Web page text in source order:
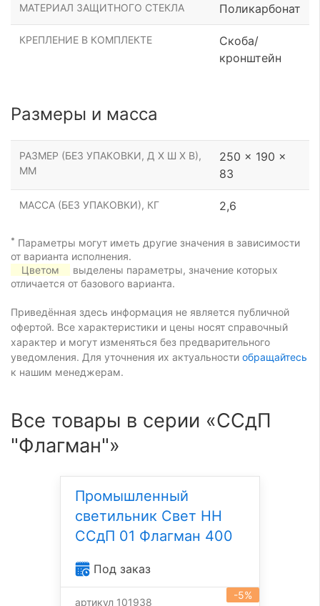
МАТЕРИАЛ ЗАЩИТНОГО СТЕКЛА Поликарбонат
КРЕПЛЕНИЕ В КОМПЛЕКТЕ
Скоба/
кронштейн
Размеры и масса
РАЗМЕР (БЕЗ УПАКОВКИ, Д Х Ш Х В),
ММ
250 x 190 x
83
МАССА (БЕЗ УПАКОВКИ), КГ 2,6
* Параметры могут иметь другие значения в зависимости
от варианта исполнения.
Цветом
выделены параметры, значение которых
отличается от базового варианта.
Приведённая здесь информация не является публичной
офертой. Все характеристики и цены носят справочный
характер и могут изменяться без предварительного
уведомления. Для уточнения их актуальности обращайтесь
к нашим менеджерам.
Все товары в серии «ССдП
"Флагман"»
Промышленный
светильник Свет НН
ССдП 01 Флагман 400
Под заказ
-5%
артикул 101938